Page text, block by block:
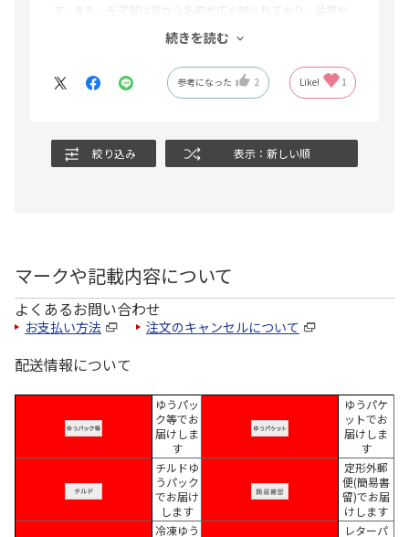
す。また、千疋屋は昔から名前が広く知られており、品質や
信頼感があるため、安心して選ぶことができました。
実際に贈り物を考える際には、相手に喜んでもらえるか、失
礼がないかを気にしますが、千疋屋であればその点に不安が
少なく、落ち着いて選ぶことができました。ブランドとして
贈り物は品物そのものだけではなく、「相手を思う気持ち」
を伝えるものだと思います。今回利用してみて、知名度や信
続きを読む
参考になった 2 Like! 1
絞り込み 表示：新しい順
マークや記載内容について
よくあるお問い合わせ
お支払い方法 注文のキャンセルについて
配送情報について
ゆうパッ
ク等でお
届けしま
す
ゆうパケ
ットでお
届けしま
す
チルドゆ
うパック
でお届け
します
定形外郵
便(簡易書
留)でお届
けします
冷凍ゆう
レターパ